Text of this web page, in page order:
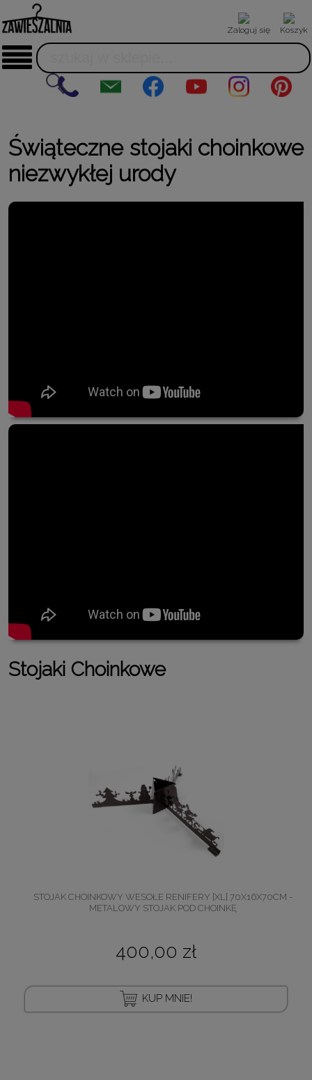
Zaloguj się Koszyk
Świąteczne stojaki choinkowe
niezwykłej urody
Stojaki Choinkowe
STOJAK CHOINKOWY WESOŁE RENIFERY [XL] 70X16X70CM -
METALOWY STOJAK POD CHOINKĘ
400,00 zł
KUP MNIE!